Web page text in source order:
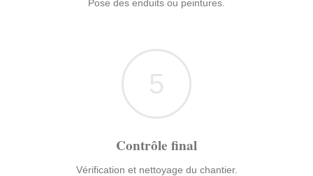
Pose des enduits ou peintures.
5
Contrôle final
Vérification et nettoyage du chantier.